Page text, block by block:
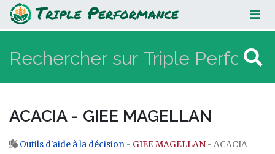
ACACIA - GIEE MAGELLAN
ACACIA - GIEE MAGELLAN
Aller à :navigation,rechercher
Outils d'aide à la décision - GIEE MAGELLAN - ACACIA